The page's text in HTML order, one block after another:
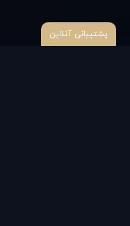
پشتیبانی آنلاین